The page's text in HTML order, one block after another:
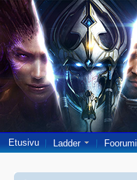
Etusivu Ladder Foorumi